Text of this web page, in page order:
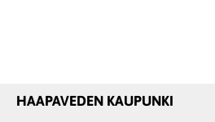
HAAPAVEDEN KAUPUNKI